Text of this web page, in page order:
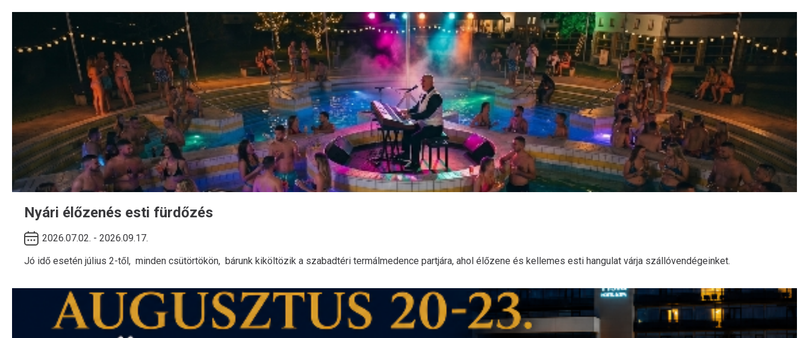
Nyári élőzenés esti fürdőzés
2026.07.02. - 2026.09.17.
Jó idő esetén július 2-től, minden csütörtökön, bárunk kiköltözik a szabadtéri termálmedence partjára, ahol élőzene és kellemes esti hangulat várja szállóvendégeinket.